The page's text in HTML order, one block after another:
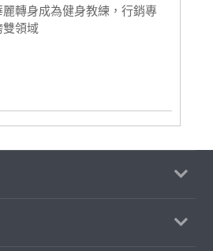
轉身成為健身教練，行銷專
雙領域